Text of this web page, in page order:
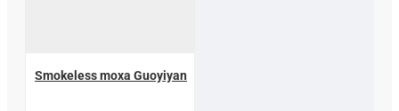
Smokeless moxa Guoyiyan